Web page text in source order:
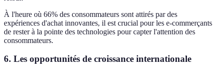
À l'heure où 66% des consommateurs sont attirés par des
expériences d'achat innovantes, il est crucial pour les e-commerçants
de rester à la pointe des technologies pour capter l'attention des
consommateurs.
6. Les opportunités de croissance internationale